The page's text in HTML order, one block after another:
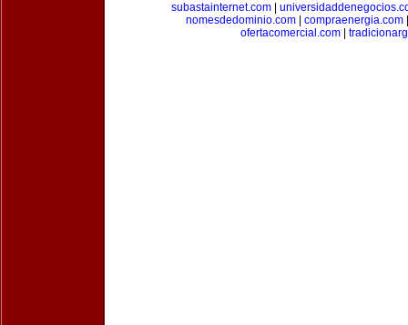
subastainternet.com|
nomesdedominio.com| compraenergia.com
ofertacomercial.com